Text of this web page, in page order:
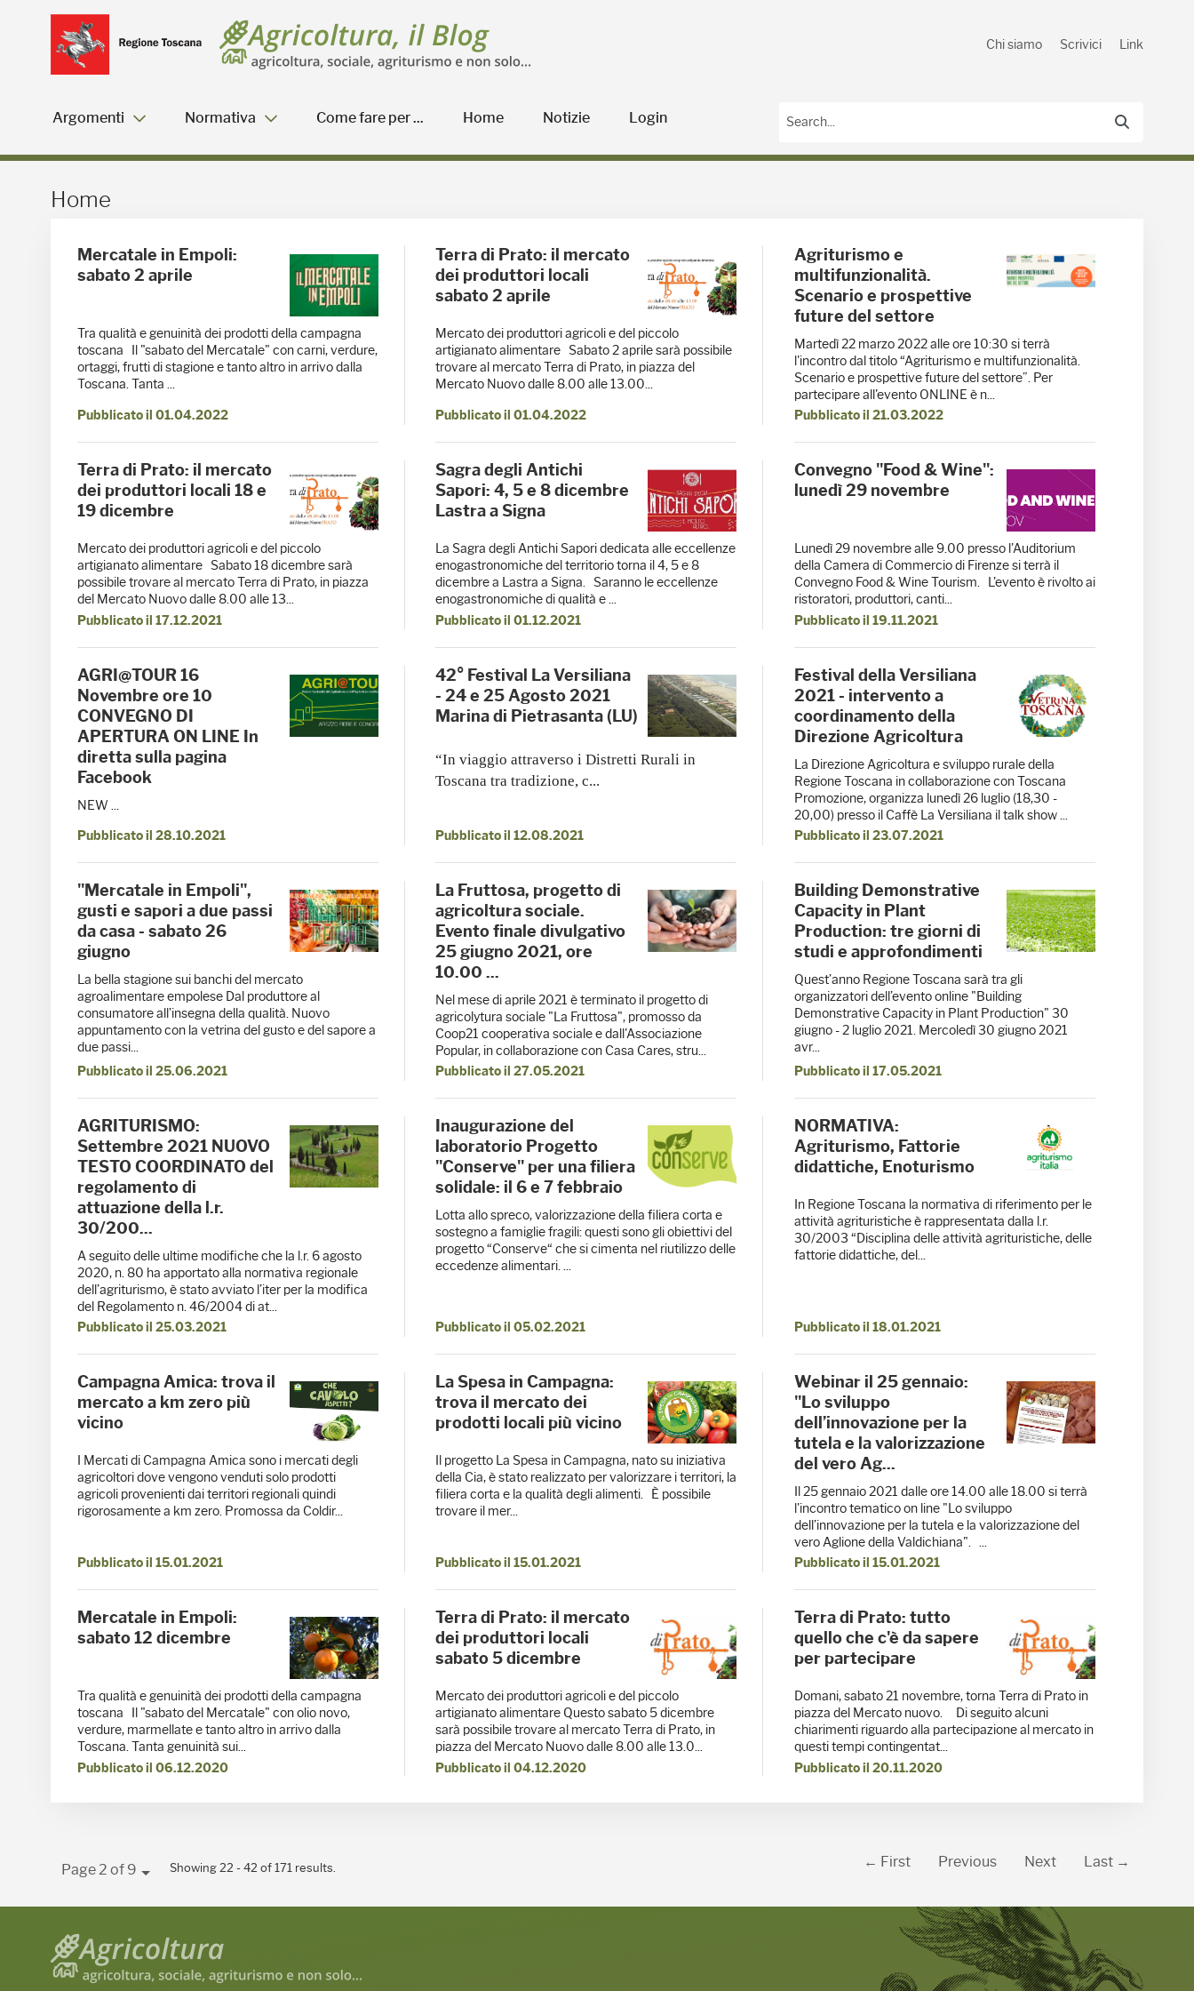
Skip to Main Content
Chi siamo Scrivici Link
Argomenti Normativa Come fare per ... Home Notizie Login
Home - Blog Agricoltura
Home
Mercatale in Empoli:
sabato 2 aprile
Tra qualità e genuinità dei prodotti della campagna
toscana Il "sabato del Mercatale" con carni, verdure,
ortaggi, frutti di stagione e tanto altro in arrivo dalla
Toscana. Tanta ...
Pubblicato il 01.04.2022
Terra di Prato: il mercato
dei produttori locali
sabato 2 aprile
Mercato dei produttori agricoli e del piccolo
artigianato alimentare Sabato 2 aprile sarà possibile
trovare al mercato Terra di Prato, in piazza del
Mercato Nuovo dalle 8.00 alle 13.00...
Pubblicato il 01.04.2022
Agriturismo e
multifunzionalità.
Scenario e prospettive
future del settore
Martedì 22 marzo 2022 alle ore 10:30 si terrà
l'incontro dal titolo “Agriturismo e multifunzionalità.
Scenario e prospettive future del settore”. Per
partecipare all'evento ONLINE è n...
Pubblicato il 21.03.2022
Terra di Prato: il mercato
dei produttori locali 18 e
19 dicembre
Mercato dei produttori agricoli e del piccolo
artigianato alimentare Sabato 18 dicembre sarà
possibile trovare al mercato Terra di Prato, in piazza
del Mercato Nuovo dalle 8.00 alle 13...
Pubblicato il 17.12.2021
Sagra degli Antichi
Sapori: 4, 5 e 8 dicembre
Lastra a Signa
La Sagra degli Antichi Sapori dedicata alle eccellenze
enogastronomiche del territorio torna il 4, 5 e 8
dicembre a Lastra a Signa. Saranno le eccellenze
enogastronomiche di qualità e ...
Pubblicato il 01.12.2021
Convegno "Food & Wine":
lunedì 29 novembre
Lunedì 29 novembre alle 9.00 presso l'Auditorium
della Camera di Commercio di Firenze si terrà il
Convegno Food & Wine Tourism. L'evento è rivolto ai
ristoratori, produttori, canti...
Pubblicato il 19.11.2021
AGRI@TOUR 16
Novembre ore 10
CONVEGNO DI
APERTURA ON LINE In
diretta sulla pagina
Facebook
NEW ...
Pubblicato il 28.10.2021
42° Festival La Versiliana
- 24 e 25 Agosto 2021
Marina di Pietrasanta (LU)
“In viaggio attraverso i Distretti Rurali in
Toscana tra tradizione, c...
Pubblicato il 12.08.2021
Festival della Versiliana
2021 - intervento a
coordinamento della
Direzione Agricoltura
La Direzione Agricoltura e sviluppo rurale della
Regione Toscana in collaborazione con Toscana
Promozione, organizza lunedì 26 luglio (18,30 -
20,00) presso il Caffè La Versiliana il talk show ...
Pubblicato il 23.07.2021
"Mercatale in Empoli",
gusti e sapori a due passi
da casa - sabato 26
giugno
La bella stagione sui banchi del mercato
agroalimentare empolese Dal produttore al
consumatore all’insegna della qualità. Nuovo
appuntamento con la vetrina del gusto e del sapore a
due passi...
Pubblicato il 25.06.2021
La Fruttosa, progetto di
agricoltura sociale.
Evento finale divulgativo
25 giugno 2021, ore
10.00 ...
Nel mese di aprile 2021 è terminato il progetto di
agricolytura sociale "La Fruttosa", promosso da
Coop21 cooperativa sociale e dall'Associazione
Popular, in collaborazione con Casa Cares, stru...
Pubblicato il 27.05.2021
Building Demonstrative
Capacity in Plant
Production: tre giorni di
studi e approfondimenti
Quest’anno Regione Toscana sarà tra gli
organizzatori dell’evento online "Building
Demonstrative Capacity in Plant Production" 30
giugno - 2 luglio 2021. Mercoledì 30 giugno 2021
avr...
Pubblicato il 17.05.2021
AGRITURISMO:
Settembre 2021 NUOVO
TESTO COORDINATO del
regolamento di
attuazione della l.r.
30/200...
A seguito delle ultime modifiche che la l.r. 6 agosto
2020, n. 80 ha apportato alla normativa regionale
dell’agriturismo, è stato avviato l’iter per la modifica
del Regolamento n. 46/2004 di at...
Pubblicato il 25.03.2021
Inaugurazione del
laboratorio Progetto
"Conserve" per una filiera
solidale: il 6 e 7 febbraio
Lotta allo spreco, valorizzazione della filiera corta e
sostegno a famiglie fragili: questi sono gli obiettivi del
progetto “Conserve“ che si cimenta nel riutilizzo delle
eccedenze alimentari. ...
Pubblicato il 05.02.2021
NORMATIVA:
Agriturismo, Fattorie
didattiche, Enoturismo
In Regione Toscana la normativa di riferimento per le
attività agrituristiche è rappresentata dalla l.r.
30/2003 “Disciplina delle attività agrituristiche, delle
fattorie didattiche, del...
Pubblicato il 18.01.2021
Campagna Amica: trova il
mercato a km zero più
vicino
I Mercati di Campagna Amica sono i mercati degli
agricoltori dove vengono venduti solo prodotti
agricoli provenienti dai territori regionali quindi
rigorosamente a km zero. Promossa da Coldir...
Pubblicato il 15.01.2021
La Spesa in Campagna:
trova il mercato dei
prodotti locali più vicino
Il progetto La Spesa in Campagna, nato su iniziativa
della Cia, è stato realizzato per valorizzare i territori, la
filiera corta e la qualità degli alimenti. È possibile
trovare il mer...
Pubblicato il 15.01.2021
Webinar il 25 gennaio:
"Lo sviluppo
dell’innovazione per la
tutela e la valorizzazione
del vero Ag...
Il 25 gennaio 2021 dalle ore 14.00 alle 18.00 si terrà
l'incontro tematico on line "Lo sviluppo
dell’innovazione per la tutela e la valorizzazione del
vero Aglione della Valdichiana". ...
Pubblicato il 15.01.2021
Mercatale in Empoli:
sabato 12 dicembre
Tra qualità e genuinità dei prodotti della campagna
toscana Il "sabato del Mercatale" con olio novo,
verdure, marmellate e tanto altro in arrivo dalla
Toscana. Tanta genuinità sui...
Pubblicato il 06.12.2020
Terra di Prato: il mercato
dei produttori locali
sabato 5 dicembre
Mercato dei produttori agricoli e del piccolo
artigianato alimentare Questo sabato 5 dicembre
sarà possibile trovare al mercato Terra di Prato, in
piazza del Mercato Nuovo dalle 8.00 alle 13.0...
Pubblicato il 04.12.2020
Terra di Prato: tutto
quello che c'è da sapere
per partecipare
Domani, sabato 21 novembre, torna Terra di Prato in
piazza del Mercato nuovo. Di seguito alcuni
chiarimenti riguardo alla partecipazione al mercato in
questi tempi contingentat...
Pubblicato il 20.11.2020
Page 2 of 9 Showing 22 - 42 of 171 results. ← First Previous Next Last →